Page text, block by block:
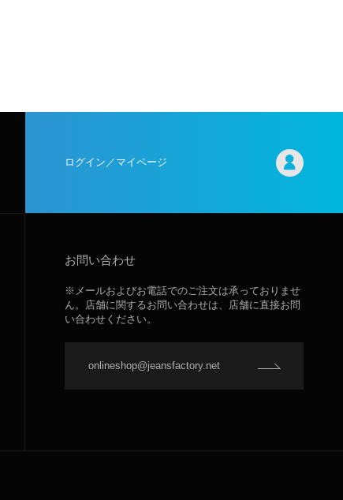
ログイン／マイページ
お問い合わせ
※メールおよびお電話でのご注文は承っておりませ
ん。店舗に関するお問い合わせは、店舗に直接お問
い合わせください。
onlineshop@jeansfactory.net